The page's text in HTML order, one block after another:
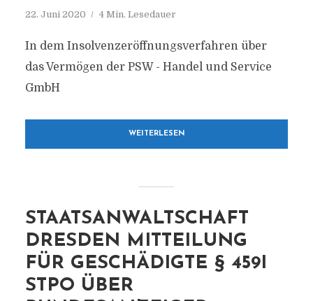
22. Juni 2020 4 Min. Lesedauer
In dem Insolvenzeröffnungsverfahren über
das Vermögen der PSW - Handel und Service
GmbH
WEITERLESEN
STAATSANWALTSCHAFT
DRESDEN MITTEILUNG
FÜR GESCHÄDIGTE § 459I
STPO ÜBER